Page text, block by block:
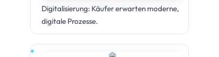
Digitalisierung: Käufer erwarten moderne,
digitale Prozesse.